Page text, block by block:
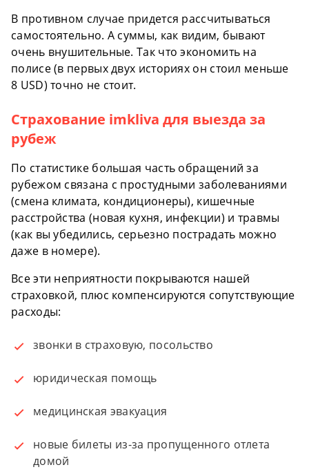
В противном случае придется рассчитываться
самостоятельно. А суммы, как видим, бывают
очень внушительные. Так что экономить на
полисе (в первых двух историях он стоил меньше
8 USD) точно не стоит.
Страхование imkliva для выезда за
рубеж
По статистике большая часть обращений за
рубежом связана с простудными заболеваниями
(смена климата, кондиционеры), кишечные
расстройства (новая кухня, инфекции) и травмы
(как вы убедились, серьезно пострадать можно
даже в номере).
Все эти неприятности покрываются нашей
страховкой, плюс компенсируются сопутствующие
расходы:
звонки в страховую, посольство
юридическая помощь
медицинская эвакуация
новые билеты из-за пропущенного отлета
домой